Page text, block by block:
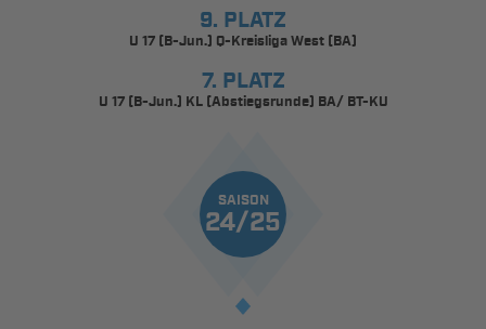
9. PLATZ
U 17 (B-Jun.) Q-Kreisliga West (BA)
7. PLATZ
U 17 (B-Jun.) KL (Abstiegsrunde) BA/ BT-KU
SAISON
24/25